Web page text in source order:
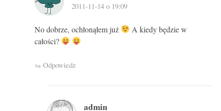
2011-11-14 o 19:09
No dobrze, ochłonąłem już
A kiedy będzie w
całości?
Odpowiedz
admin